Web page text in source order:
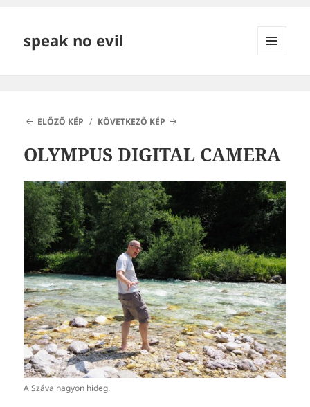
speak no evil
ELŐZŐ KÉP KÖVETKEZŐ KÉP
OLYMPUS DIGITAL CAMERA
A Száva nagyon hideg.